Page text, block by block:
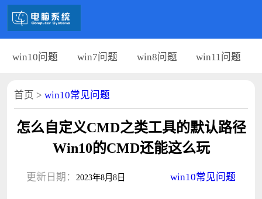
win10问题 win7问题 win8问题 win11问题
首页 > win10常见问题
怎么自定义CMD之类工具的默认路径
Win10的CMD还能这么玩
更新日期： 2023年8月8日 win10常见问题